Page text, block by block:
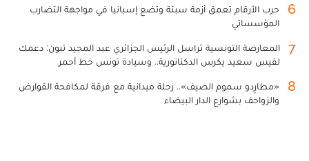
6
حرب الأرقام تعمق أزمة سبتة وتضع إسبانيا في مواجهة التضارب
المؤسساتي
7
المعارضة التونسية تراسل الرئيس الجزائري عبد المجيد تبون: دعمك
لقيس سعيد يكرس الدكتاتورية.. وسيادة تونس خط أحمر
8
«مطارِدو سموم الصيف».. رحلة ميدانية مع فرقة لمكافحة القوارض
والزواحف بشوارع الدار البيضاء